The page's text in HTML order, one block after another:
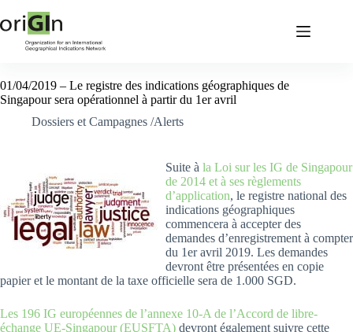
01/04/2019 – Le registre des indications géographiques de
Singapour sera opérationnel à partir du 1er avril
Dossiers et Campagnes /Alerts
Suite à la Loi sur les IG de Singapour
de 2014 et à ses règlements
d’application, le registre national des
indications géographiques
commencera à accepter des
demandes d’enregistrement à compter
du 1er avril 2019. Les demandes
devront être présentées en copie
papier et le montant de la taxe officielle sera de 1.000 SGD.
Les 196 IG européennes de l’annexe 10-A de l’Accord de libre-
échange UE-Singapour (EUSFTA) devront également suivre cette